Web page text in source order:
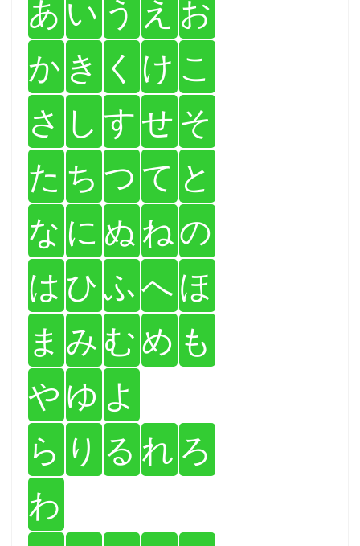
あ い う え お
か き く け こ
さ し すせ そ
た ち つ て と
な に ぬ ねの
は ひふへほ
ま み むめ も
や ゆ よ
ら り る れ ろ
わ